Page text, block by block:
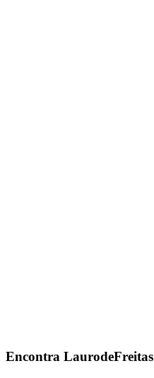
Encontra LaurodeFreitas